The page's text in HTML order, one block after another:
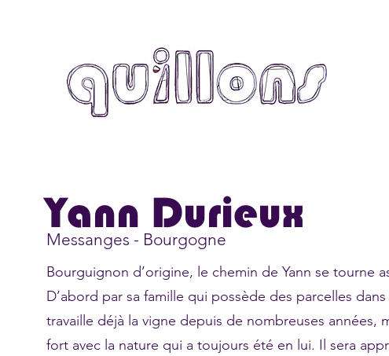
Messanges - Bourgogne
Yann Durieux
Bourguignon d’origine, le chemin de Yann se tourne
D’abord par sa famille qui possède des parcelles
travaille déjà la vigne depuis de nombreuses années,
fort avec la nature qui a toujours été en lui. Il sera